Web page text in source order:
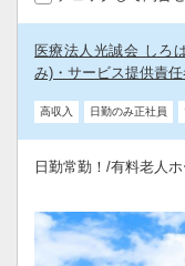
医療法人光誠会 しろ
み)・サービス提供責
高収入 日勤のみ正社員
日勤常勤！/有料老人